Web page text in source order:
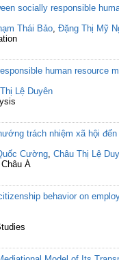
socially responsible
Thái Bảo, Đặng Thị Mỹ
human resource
Lệ Duyên
trách nhiệm xã hội
Cường, Châu Thị Lệ
Á
behavior on